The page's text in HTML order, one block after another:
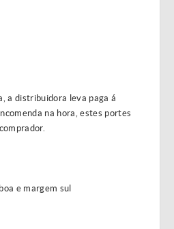
a distribuidora leva paga á
na hora, estes portes
e margem sul